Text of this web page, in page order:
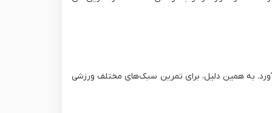
به همین دلیل، برای تمرین سبک‌های مختلف ورزشی